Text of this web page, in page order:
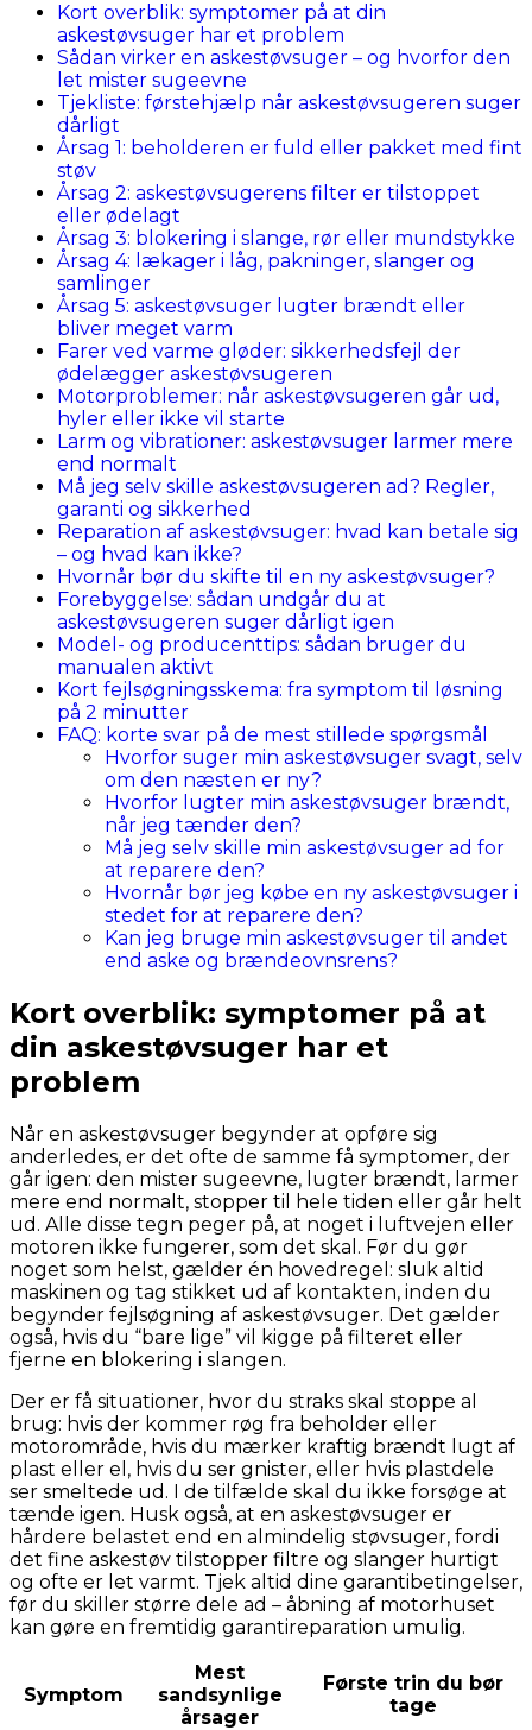
Kort overblik: symptomer på at din
askestøvsuger har et problem
Sådan virker en askestøvsuger – og hvorfor den
let mister sugeevne
Tjekliste: førstehjælp når askestøvsugeren suger
dårligt
Årsag 1: beholderen er fuld eller pakket med fint
støv
Årsag 2: askestøvsugerens filter er tilstoppet
eller ødelagt
Årsag 3: blokering i slange, rør eller mundstykke
Årsag 4: lækager i låg, pakninger, slanger og
samlinger
Årsag 5: askestøvsuger lugter brændt eller
bliver meget varm
Farer ved varme gløder: sikkerhedsfejl der
ødelægger askestøvsugeren
Motorproblemer: når askestøvsugeren går ud,
hyler eller ikke vil starte
Larm og vibrationer: askestøvsuger larmer mere
end normalt
Må jeg selv skille askestøvsugeren ad? Regler,
garanti og sikkerhed
Reparation af askestøvsuger: hvad kan betale sig
– og hvad kan ikke?
Hvornår bør du skifte til en ny askestøvsuger?
Forebyggelse: sådan undgår du at
askestøvsugeren suger dårligt igen
Model- og producenttips: sådan bruger du
manualen aktivt
Kort fejlsøgningsskema: fra symptom til løsning
på 2 minutter
FAQ: korte svar på de mest stillede spørgsmål
Hvorfor suger min askestøvsuger svagt, selv
om den næsten er ny?
Hvorfor lugter min askestøvsuger brændt,
når jeg tænder den?
Må jeg selv skille min askestøvsuger ad for
at reparere den?
Hvornår bør jeg købe en ny askestøvsuger i
stedet for at reparere den?
Kan jeg bruge min askestøvsuger til andet
end aske og brændeovnsrens?
Kort overblik: symptomer på at
din askestøvsuger har et
problem
Når en askestøvsuger begynder at opføre sig
anderledes, er det ofte de samme få symptomer, der
går igen: den mister sugeevne, lugter brændt, larmer
mere end normalt, stopper til hele tiden eller går helt
ud. Alle disse tegn peger på, at noget i luftvejen eller
motoren ikke fungerer, som det skal. Før du gør
noget som helst, gælder én hovedregel: sluk altid
maskinen og tag stikket ud af kontakten, inden du
begynder fejlsøgning af askestøvsuger. Det gælder
også, hvis du “bare lige” vil kigge på filteret eller
fjerne en blokering i slangen.
Der er få situationer, hvor du straks skal stoppe al
brug: hvis der kommer røg fra beholder eller
motorområde, hvis du mærker kraftig brændt lugt af
plast eller el, hvis du ser gnister, eller hvis plastdele
ser smeltede ud. I de tilfælde skal du ikke forsøge at
tænde igen. Husk også, at en askestøvsuger er
hårdere belastet end en almindelig støvsuger, fordi
det fine askestøv tilstopper filtre og slanger hurtigt
og ofte er let varmt. Tjek altid dine garantibetingelser,
før du skiller større dele ad – åbning af motorhuset
kan gøre en fremtidig garantireparation umulig.
Symptom
Mest
sandsynlige
årsager
Første trin du bør
tage